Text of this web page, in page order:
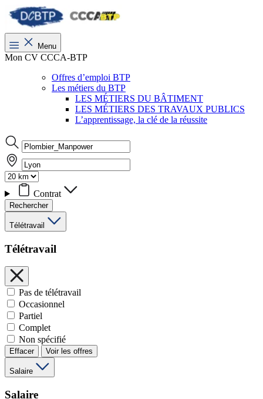
Menu
Mon CV CCCA-BTP
Offres d’emploi BTP
Les métiers du BTP
LES MÉTIERS DU BÂTIMENT
LES MÉTIERS DES TRAVAUX PUBLICS
L’apprentissage, la clé de la réussite
Contrat
Rechercher
Télétravail
Télétravail
Pas de télétravail
Occasionnel
Partiel
Complet
Non spécifié
Effacer Voir les offres
Salaire
Salaire